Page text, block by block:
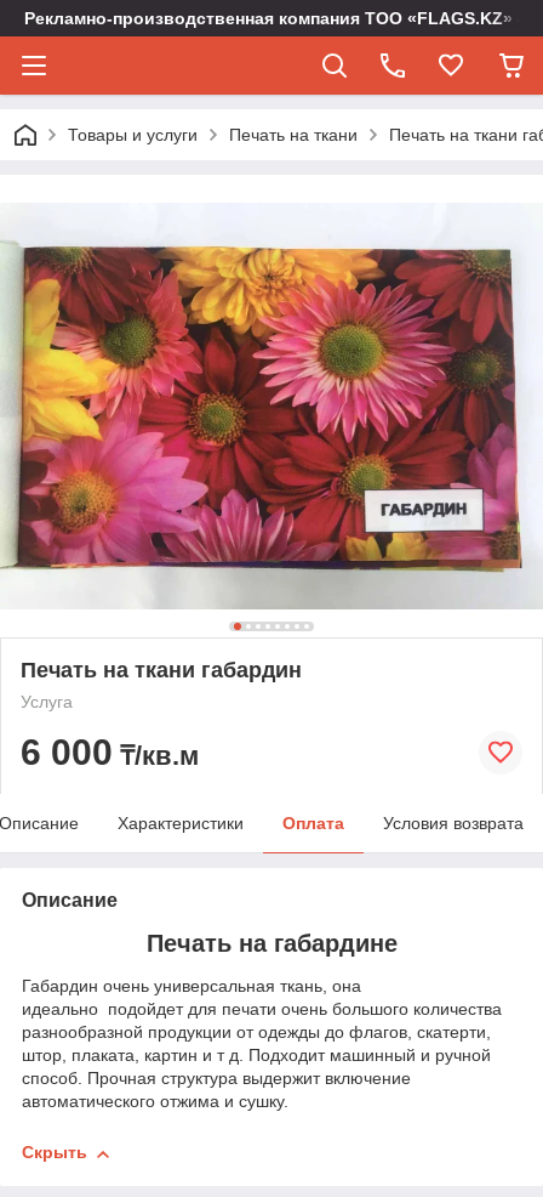
Рекламно-производственная компания ТОО «FLAGS.KZ» -
Товары и услуги Печать на ткани Печать на ткани
Печать на ткани габардин
Услуга
6 000 ₸/кв.м
Описание Характеристики Оплата Условия возврата
Описание
Печать на габардине
Габардин очень универсальная ткань, она
идеально подойдет для печати очень большого количества
разнообразной продукции от одежды до флагов, скатерти,
штор, плаката, картин и т д. Подходит машинный и ручной
способ. Прочная структура выдержит включение
автоматического отжима и сушку.
Скрыть